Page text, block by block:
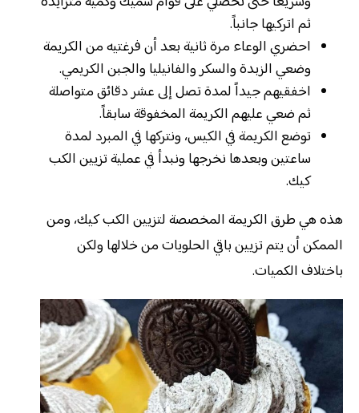
ثم اتركيها جانباً.
احضري الوعاء مرة ثانية بعد أن فرغتيه من الكريمة
وضعي الزبدة والسكر والفانيليا والجبن الكريمي.
اخفقيهم جيداً لمدة تصل إلى عشر دقائق متواصلة
ثم ضعي عليهم الكريمة المخفوقة سابقاً.
توضع الكريمة في الكيس، ونتركها في المبرد لمدة
ساعتين وبعدها نخرجها ونبدأ في عملية تزيين الكب
كيك.
هذه هي طرق الكريمة المخصصة لتزيين الكب كيك، ومن
الممكن أن يتم تزيين باقي الحلويات من خلالها ولكن
باختلاف الكميات.